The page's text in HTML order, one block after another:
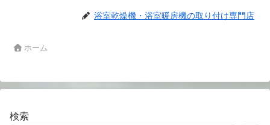
浴室乾燥機・浴室暖房機の取り付け専門店
ホーム
検索